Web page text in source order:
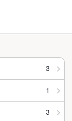
3
1
3